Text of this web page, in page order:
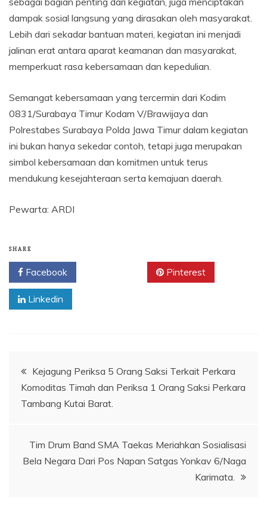
dampak sosial langsung yang dirasakan oleh masyarakat.
Lebih dari sekadar bantuan materi, kegiatan ini menjadi
jalinan erat antara aparat keamanan dan masyarakat,
memperkuat rasa kebersamaan dan kepedulian.
Semangat kebersamaan yang tercermin dari Kodim
0831/Surabaya Timur Kodam V/Brawijaya dan
Polrestabes Surabaya Polda Jawa Timur dalam kegiatan
ini bukan hanya sekedar contoh, tetapi juga merupakan
simbol kebersamaan dan komitmen untuk terus
mendukung kesejahteraan serta kemajuan daerah.
Pewarta: ARDI
SHARE
Facebook Pinterest
Linkedin
Navigasi
pos
Kejagung Periksa 5 Orang Saksi Terkait Perkara
Komoditas Timah dan Periksa 1 Orang Saksi Perkara
Tambang Kutai Barat.
Tim Drum Band SMA Taekas Meriahkan Sosialisasi
Bela Negara Dari Pos Napan Satgas Yonkav 6/Naga
Karimata.